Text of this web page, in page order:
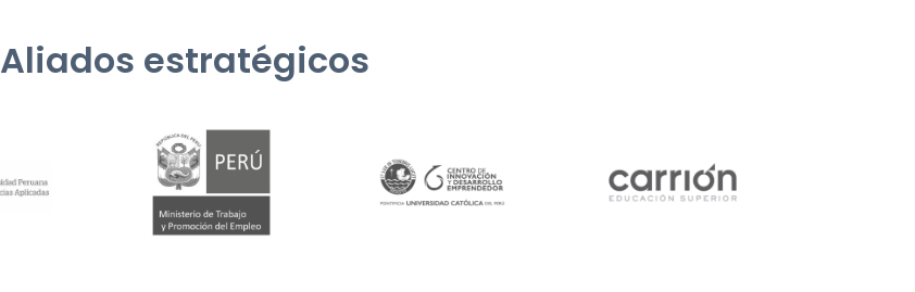
Aliados estratégicos